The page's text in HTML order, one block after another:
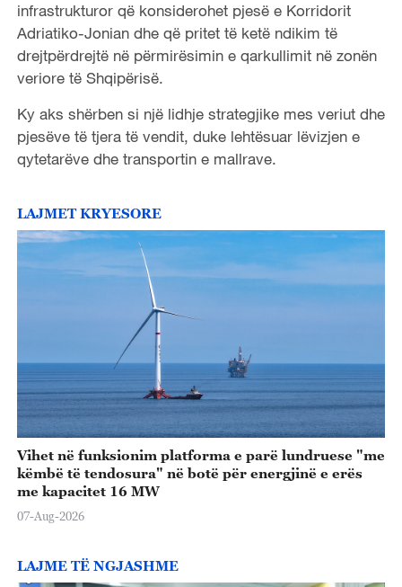
infrastrukturor që konsiderohet pjesë e Korridorit
Adriatiko-Jonian dhe që pritet të ketë ndikim të
drejtpërdrejtë në përmirësimin e qarkullimit në zonën
veriore të Shqipërisë.
Ky aks shërben si një lidhje strategjike mes veriut dhe
pjesëve të tjera të vendit, duke lehtësuar lëvizjen e
qytetarëve dhe transportin e mallrave.
LAJMET KRYESORE
Vihet në funksionim platforma e parë lundruese "me
këmbë të tendosura" në botë për energjinë e erës
me kapacitet 16 MW
07-Aug-2026
LAJME TË NGJASHME